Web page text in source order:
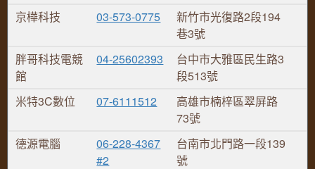
京樺科技
03-573-0775
新竹市光復路2段194
巷3號
胖哥科技電競
館
04-25602393
台中市大雅區民生路3
段513號
米特3C數位
07-6111512
高雄市楠梓區翠屏路
73號
德源電腦
06-228-4367
#2
台南市北門路一段139
號